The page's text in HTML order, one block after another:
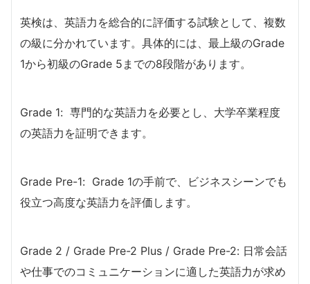
英検は、英語力を総合的に評価する試験として、複数
の級に分かれています。具体的には、最上級のGrade
1から初級のGrade 5までの8段階があります。
Grade 1: 専門的な英語力を必要とし、大学卒業程度
の英語力を証明できます。
Grade Pre-1: Grade 1の手前で、ビジネスシーンでも
役立つ高度な英語力を評価します。
Grade 2 / Grade Pre-2 Plus / Grade Pre-2: 日常会話
や仕事でのコミュニケーションに適した英語力が求め